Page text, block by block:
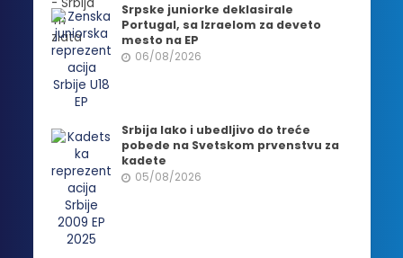
Srpske juniorke deklasirale
Portugal, sa Izraelom za deveto
mesto na EP
06/08/2026
Srbija lako i ubedljivo do treće
pobede na Svetskom prvenstvu za
kadete
05/08/2026